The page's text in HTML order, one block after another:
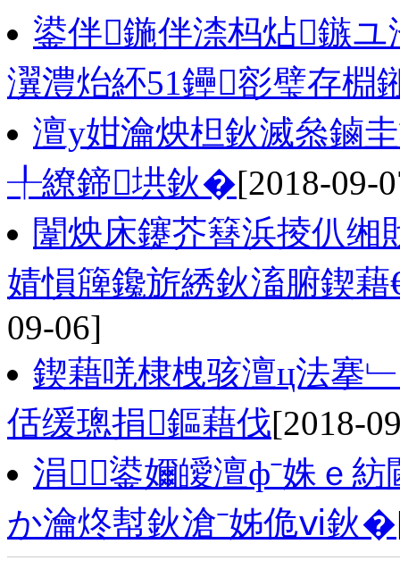
鍙伴鍦伴渿杩炶鏃
瀷澧炲紑51鑸彮璧存棩
澶у姏瀹炴柦鈥滅叅鏀
╀繚鍗垬鈥�[2018-09-
闈炴床鑳芥簮浜掕仈缃
婧愪簰鑱旂綉鈥滀腑鍥
09-06]
鍥藉唴棣栧骇澶ц法搴
佸缓璁捐鏂藉伐[2018-
涓┈鍙嬭皧澶фˉ姝ｅ
か瀹炵幇鈥滄ˉ姊佹ⅵ鈥�